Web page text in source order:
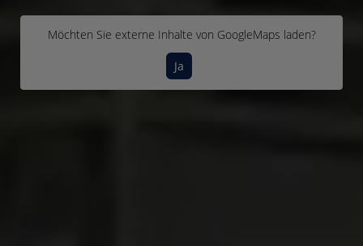
Möchten Sie externe Inhalte von GoogleMaps laden?
Ja